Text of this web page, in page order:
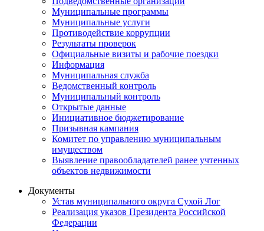
Муниципальные программы
Муниципальные услуги
Противодействие коррупции
Результаты проверок
Официальные визиты и рабочие поездки
Информация
Муниципальная служба
Ведомственный контроль
Муниципальный контроль
Открытые данные
Инициативное бюджетирование
Призывная кампания
Комитет по управлению муниципальным
имуществом
Выявление правообладателей ранее учтенных
объектов недвижимости
Документы
Устав муниципального округа Сухой Лог
Реализация указов Президента Российской
Федерации